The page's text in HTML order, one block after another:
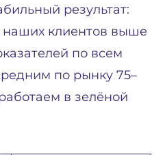
результат:
клиентов выше
по всем
по рынку 75–
в зелёной